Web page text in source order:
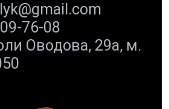
76-08
Оводова, 29а, м.